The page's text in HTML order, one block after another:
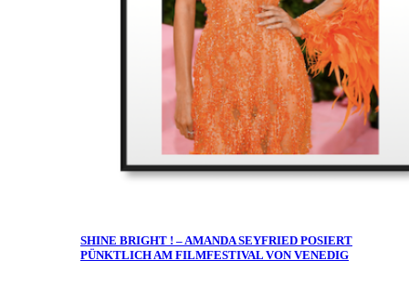
SHINE BRIGHT ! – AMANDA SEYFRIED POSIERT
PÜNKTLICH AM FILMFESTIVAL VON VENEDIG